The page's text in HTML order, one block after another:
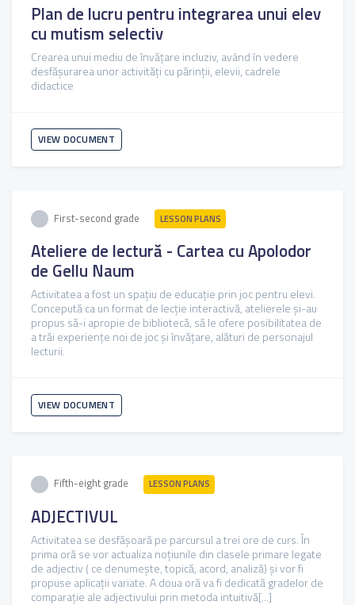
Plan de lucru pentru integrarea unui elev
cu mutism selectiv
Crearea unui mediu de învățare incluziv, având în vedere
desfășurarea unor activități cu părinții, elevii, cadrele
didactice
VIEW DOCUMENT
First-second grade LESSON PLANS
Ateliere de lectură - Cartea cu Apolodor
de Gellu Naum
Activitatea a fost un spațiu de educație prin joc pentru elevi.
Concepută ca un format de lecție interactivă, atelierele și-au
propus să-i apropie de bibliotecă, să le ofere posibilitatea de
a trăi experienţe noi de joc şi învățare, alături de personajul
lecturii.
VIEW DOCUMENT
Fifth-eight grade LESSON PLANS
ADJECTIVUL
Activitatea se desfășoară pe parcursul a trei ore de curs. În
prima oră se vor actualiza noțiunile din clasele primare legate
de adjectiv ( ce denumește, topică, acord, analiză) și vor fi
propuse aplicații variate. A doua oră va fi dedicată gradelor de
comparație ale adjectivului prin metoda intuitivă[...]